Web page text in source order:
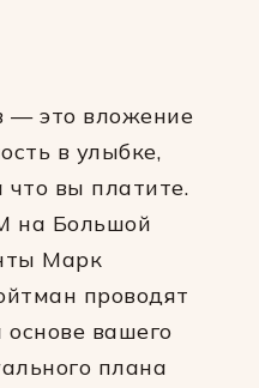
— это вложение
в улыбке,
вы платите.
на Большой
Марк
проводят
вашего
плана